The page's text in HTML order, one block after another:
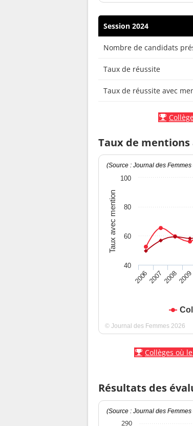
Session 2024
Nombre de candidats
Taux de réussite
Taux de réussite avec
Taux de
Taux avec mention
(Source : Journal des
2006200720082009
40
60
80
100
© Journal des Femmes 2026
Collèges où
Résultats des
(Source : Journal des
290